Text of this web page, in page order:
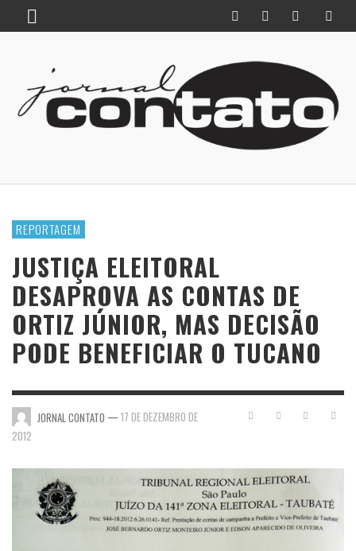
REPORTAGEM
JUSTIÇA ELEITORAL
DESAPROVA AS CONTAS DE
ORTIZ JÚNIOR, MAS DECISÃO
PODE BENEFICIAR O TUCANO
JORNAL CONTATO — 17 DE DEZEMBRO DE
2012